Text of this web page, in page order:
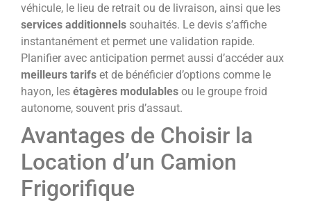
véhicule, le lieu de retrait ou de livraison, ainsi que les
services additionnels souhaités. Le devis s’affiche
instantanément et permet une validation rapide.
Planifier avec anticipation permet aussi d’accéder aux
meilleurs tarifs et de bénéficier d’options comme le
hayon, les étagères modulables ou le groupe froid
autonome, souvent pris d’assaut.
Avantages de Choisir la
Location d’un Camion
Frigorifique